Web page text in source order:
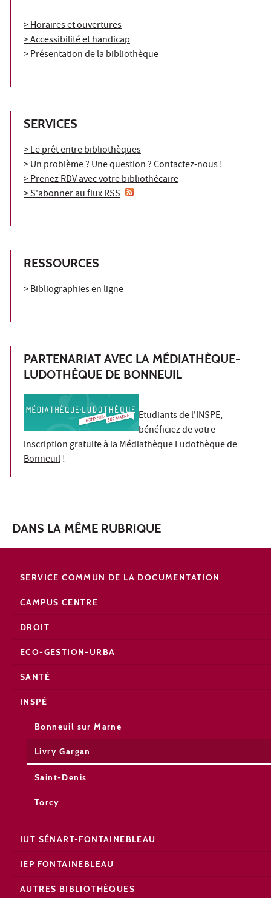
> Horaires et ouvertures
> Accessibilité et handicap
> Présentation de la bibliothèque
SERVICES
> Le prêt entre bibliothèques
> Un problème ? Une question ? Contactez-nous !
> Prenez RDV avec votre bibliothécaire
> S'abonner au flux RSS
RESSOURCES
> Bibliographies en ligne
PARTENARIAT AVEC LA MÉDIATHÈQUE-
LUDOTHÈQUE DE BONNEUIL
Etudiants de l'INSPE,
bénéficiez de votre
inscription gratuite à laMédiathèque Ludothèque de
Bonneuil!
DANS LA MÊME RUBRIQUE
SERVICE COMMUN DE LA DOCUMENTATION
CAMPUS CENTRE
DROIT
ECO-GESTION-URBA
SANTÉ
INSPÉ
Bonneuil sur Marne
Livry Gargan
Saint-Denis
Torcy
IUT SÉNART-FONTAINEBLEAU
IEP FONTAINEBLEAU
AUTRES BIBLIOTHÈQUES